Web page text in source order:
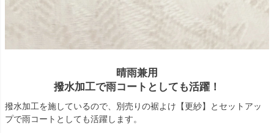
晴雨兼用
撥水加工で雨コートとしても活躍！
撥水加工を施しているので、別売りの裾よけ【更紗】とセットアッ
プで雨コートとしても活躍します。